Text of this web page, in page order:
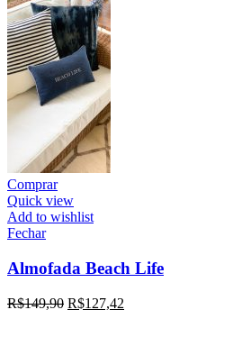
Comprar
Quick view
Add to wishlist
Fechar
Almofada Beach Life
R$149,90 R$127,42